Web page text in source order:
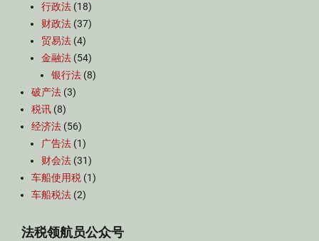
行政法 (18)
财政法 (37)
贸易法 (4)
金融法 (54)
银行法 (8)
破产法 (3)
税讯 (8)
经济法 (56)
广告法 (1)
财会法 (31)
车船使用税 (1)
车船税法 (2)
法税领航员公众号